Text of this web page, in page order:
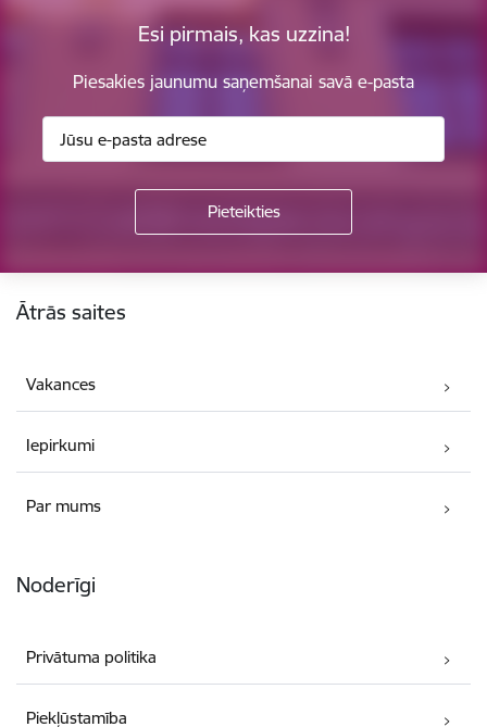
Esi pirmais, kas uzzina!
Piesakies jaunumu saņemšanai savā e-pasta
Ātrās saites
Vakances
Iepirkumi
Par mums
Noderīgi
Privātuma politika
Piekļūstamība